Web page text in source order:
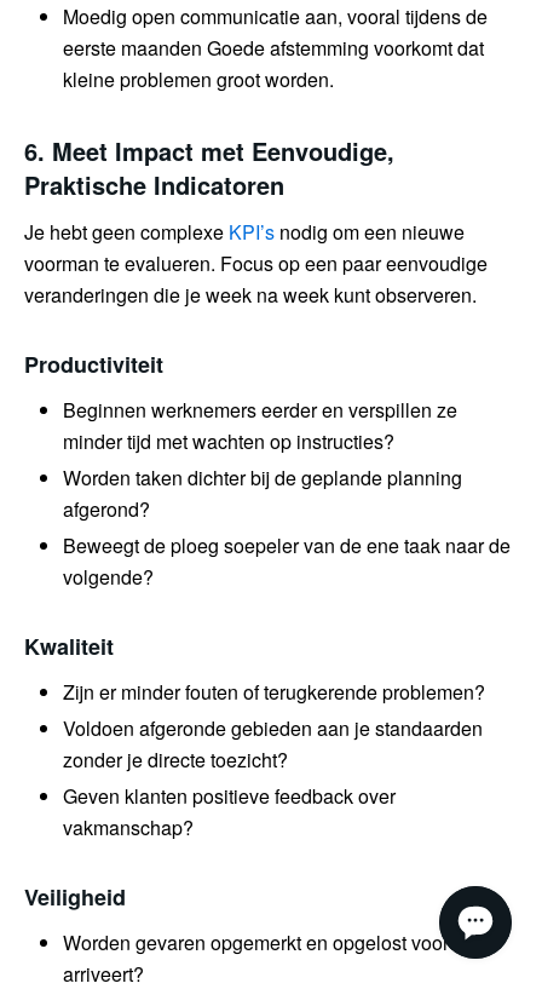
Moedig open communicatie aan, vooral tijdens de
eerste maanden Goede afstemming voorkomt dat
kleine problemen groot worden.
6. Meet Impact met Eenvoudige,
Praktische Indicatoren
Je hebt geen complexe KPI’s nodig om een nieuwe
voorman te evalueren. Focus op een paar eenvoudige
veranderingen die je week na week kunt observeren.
Productiviteit
Beginnen werknemers eerder en verspillen ze
minder tijd met wachten op instructies?
Worden taken dichter bij de geplande planning
afgerond?
Beweegt de ploeg soepeler van de ene taak naar de
volgende?
Kwaliteit
Zijn er minder fouten of terugkerende problemen?
Voldoen afgeronde gebieden aan je standaarden
zonder je directe toezicht?
Geven klanten positieve feedback over
vakmanschap?
Veiligheid
Worden gevaren opgemerkt en opgelost voordat je
arriveert?